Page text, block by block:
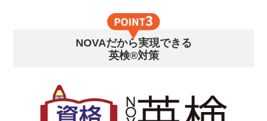
NOVAだから実現できる
英検®対策